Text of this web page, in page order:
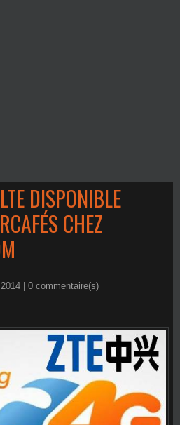
DISPONIBLE
CHEZ
| 0 commentaire(s)